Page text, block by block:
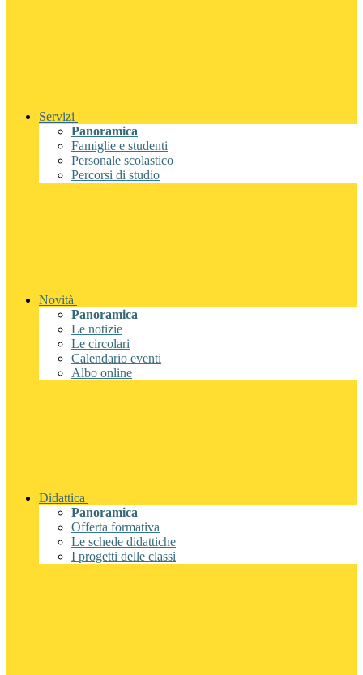
Servizi
Panoramica
Famiglie e studenti
Personale scolastico
Percorsi di studio
Novità
Panoramica
Le notizie
Le circolari
Calendario eventi
Albo online
Didattica
Panoramica
Offerta formativa
Le schede didattiche
I progetti delle classi